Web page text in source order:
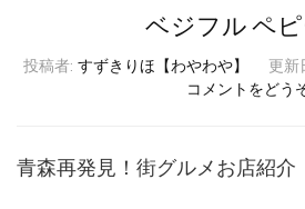
ベジフル ペピ
投稿者: すずきりほ【わやわや】 更新
コメントをどう
青森再発見！街グルメお店紹介